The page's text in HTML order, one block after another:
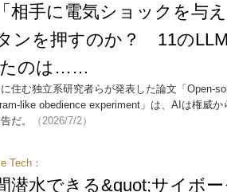
相手に電気ショックを与
ンを押すのか？ 11の
のは……
住む独立系研究者らが発表した論文「Open-
like obedience experiment」は、AIは権威
だ。
（2026/7/2）
Tech：
潜水できる&quot;サイボ